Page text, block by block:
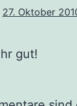
27. Oktober
gut!